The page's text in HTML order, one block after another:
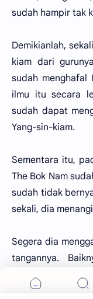
sudah hampir tak
Demikianlah,
kiam dari
sudah menghafal
ilmu itu secara
sudah dapat
Yang-sin-kiam.
Sementara itu,
The Bok Nam
sudah tidak
sekali, dia
Segera dia
tangannya.
gerakan-
tubuhnya, sudah